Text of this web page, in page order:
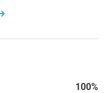
100%